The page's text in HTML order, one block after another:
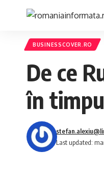
BUSINESSCOVER.RO
De ce
în
Last updated: